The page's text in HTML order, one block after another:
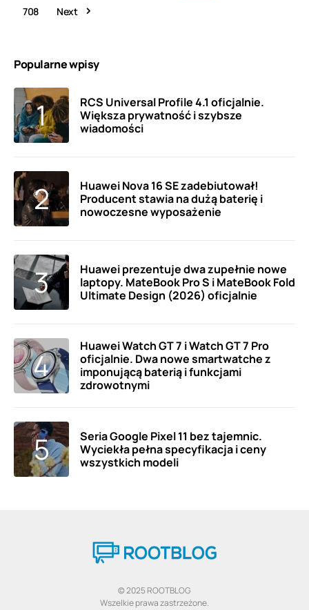
708 Next
Popularne wpisy
RCS Universal Profile 4.1 oficjalnie.
Większa prywatność i szybsze
wiadomości
Huawei Nova 16 SE zadebiutował!
Producent stawia na dużą baterię i
nowoczesne wyposażenie
Huawei prezentuje dwa zupełnie nowe
laptopy. MateBook Pro S i MateBook Fold
Ultimate Design (2026) oficjalnie
Huawei Watch GT 7 i Watch GT 7 Pro
oficjalnie. Dwa nowe smartwatche z
imponującą baterią i funkcjami
zdrowotnymi
Seria Google Pixel 11 bez tajemnic.
Wyciekła pełna specyfikacja i ceny
wszystkich modeli
© 2025 ROOTBLOG
Wszelkie prawa zastrzeżone.